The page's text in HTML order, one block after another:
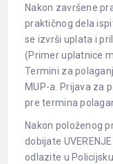
Nakon završene
praktičnog dela
se izvrši uplata i
(Primer uplatnice
Termini za
MUP-a. Prijava za
pre termina
Nakon položenog
dobijate
odlazite u